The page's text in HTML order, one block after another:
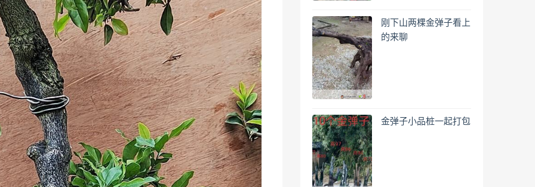
刚下山两棵金弹子看上
的来聊
金弹子小品桩一起打包